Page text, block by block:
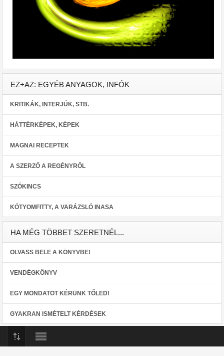
EZ+AZ: EGYÉB ANYAGOK, INFÓK
KRITIKÁK, INTERJÚK, STB.
HÁTTÉRKÉPEK, KÉPEK
MAGNAI RECEPTEK
A SZERZŐ A REGÉNYRŐL
SZÓKINCS
KÓTYOMFITTY, A VARÁZSLÓ INASA
HA MÉG TÖBBET SZERETNÉL...
OLVASS BELE A KÖNYVBE!
VENDÉGKÖNYV
EGY MONDATOT KÉRÜNK TŐLED!
GYAKRAN ISMÉTELT KÉRDÉSEK